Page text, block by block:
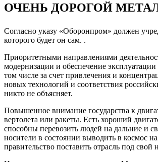
ОЧЕНЬ ДОРОГОЙ
Согласно указу «Оборонпром» должен
которого будет он сам. .
Приоритетными направлениями
модернизации и обеспечение
том числе за счет привлечения и
новых технологий и соответствия
никто не объясняет.
Повышенное внимание государства к
вертолета или ракеты. Есть хороший
способны перевозить людей на дальние и
носители в состоянии выводить в космос
правительство поставить отрасль под